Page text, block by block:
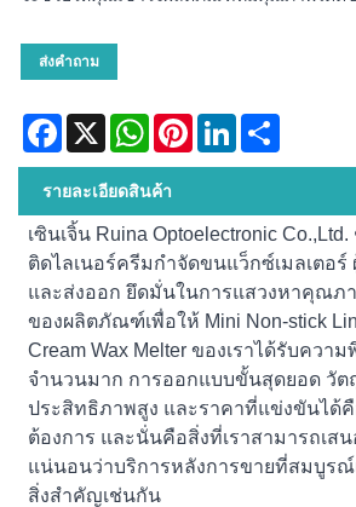
ส่งคำถาม
Facebook
X WhatsAppPinterestLinkedIn
รายละเอียดสินค้า
เซินเจิ้น Ruina Optoelectronic
ติดไลเนอร์ครีมกำจัดขนแว็กซ์เมลเตอร์
และส่งออก ยึดมั่นในการแสวงหาคุณ
ของผลิตภัณฑ์เพื่อให้ Mini Non-stick
Cream Wax Melter ของเราได้รับควา
จำนวนมาก การออกแบบขั้นสุดยอด วั
ประสิทธิภาพสูง และราคาที่แข่งขันได้
ต้องการ และนั่นคือสิ่งที่เราสามารถเส
แน่นอนว่าบริการหลังการขายที่สมบูรณ์
สิ่งสำคัญเช่นกัน